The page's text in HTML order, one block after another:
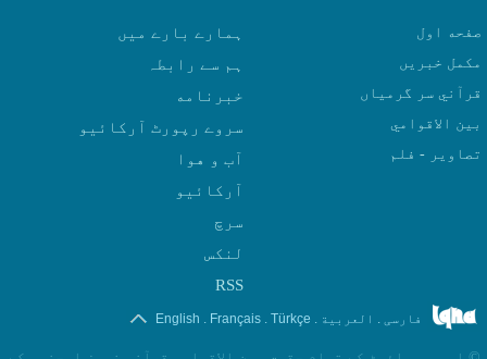
صفحه اول
مکمل خبریں
قرآني سر گرمياں
بين الاقوامي
تصاوير - فلم
ہمارے بارے میں
ہم سے رابطہ
سروے رپورٹ آرکائیو
آب و هوا
سرچ
لنکس
RSS
فارسی . العربیة .
Türkçe
.
Français
.
English